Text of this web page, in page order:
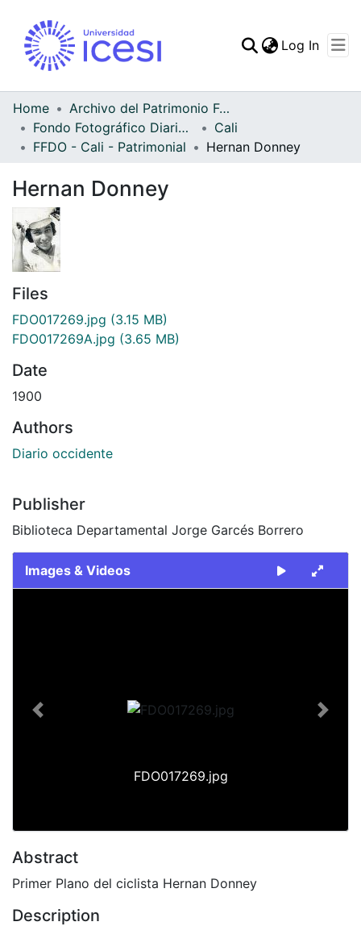
Statistics
Log In
Home
Archivo del Patrimonio Fotográfico y Fílmico del Valle del Cauca
Fondo Fotográfico Diario Occidente
Cali
FFDO - Cali - Patrimonial
Hernan Donney
Hernan Donney
Files
FDO017269.jpg (3.15 MB)
FDO017269A.jpg (3.65 MB)
Date
1900
Authors
Diario occidente
Publisher
Biblioteca Departamental Jorge Garcés Borrero
Images & Videos
FDO017269.jpg
Previous Next
Abstract
Primer Plano del ciclista Hernan Donney
Description